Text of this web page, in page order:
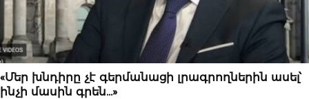
07 ՕԳՈՍՏՈՍԻ, 2026
«Մեր խնդիրը չէ գերմանացի լրագրողներին ասել՝
ինչի մասին գրեն…»